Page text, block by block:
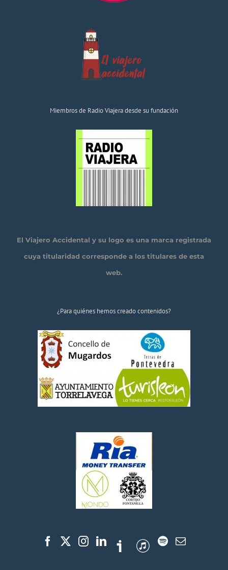
Miembros de Radio Viajera desde su fundación
El Viajero Accidental y su logo es una marca registrada
cuya titularidad corresponde a los titulares de esta
web.
¿Para quiénes hemos creado contenidos?